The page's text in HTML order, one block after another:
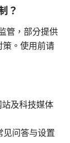
？
管，部分提供
策。使用前请
及科技媒体
见问答与设置